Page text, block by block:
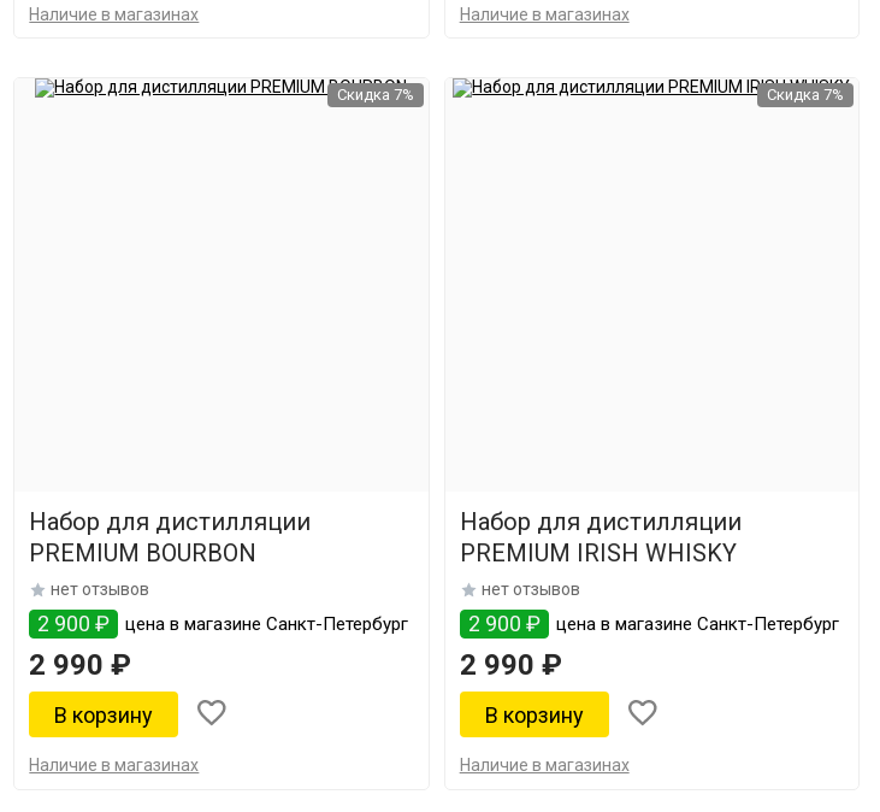
Наличие в магазинах Наличие в магазинах
Скидка 7%
Набор для дистилляции
PREMIUM BOURBON
нет отзывов
2 900 ₽ цена в магазине Санкт-Петербург
2 990 ₽
Наличие в магазинах
Скидка 7%
Набор для дистилляции
PREMIUM IRISH WHISKY
нет отзывов
2 900 ₽ цена в магазине Санкт-Петербург
2 990 ₽
Наличие в магазинах